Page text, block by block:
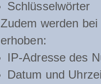
Schlüsselwörter
Zudem werden
erhoben:
IP-Adresse des
Datum und